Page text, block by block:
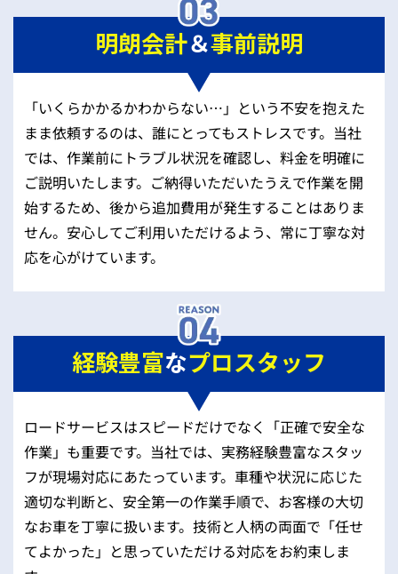
明朗会計＆事前説明
「いくらかかるかわからない…」という不安を抱えた
まま依頼するのは、誰にとってもストレスです。当社
では、作業前にトラブル状況を確認し、料金を明確に
ご説明いたします。ご納得いただいたうえで作業を開
始するため、後から追加費用が発生することはありま
せん。安心してご利用いただけるよう、常に丁寧な対
応を心がけています。
経験豊富なプロスタッフ
ロードサービスはスピードだけでなく「正確で安全な
作業」も重要です。当社では、実務経験豊富なスタッ
フが現場対応にあたっています。車種や状況に応じた
適切な判断と、安全第一の作業手順で、お客様の大切
なお車を丁寧に扱います。技術と人柄の両面で「任せ
てよかった」と思っていただける対応をお約束しま